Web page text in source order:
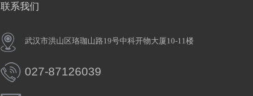
联系我们
武汉市洪山区珞珈山路19号中科开物大厦10-11楼
027-87126039